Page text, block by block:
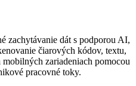
zachytávanie dát s podporou AI,
čiarových kódov, textu,
zariadeniach pomocou
pracovné toky.